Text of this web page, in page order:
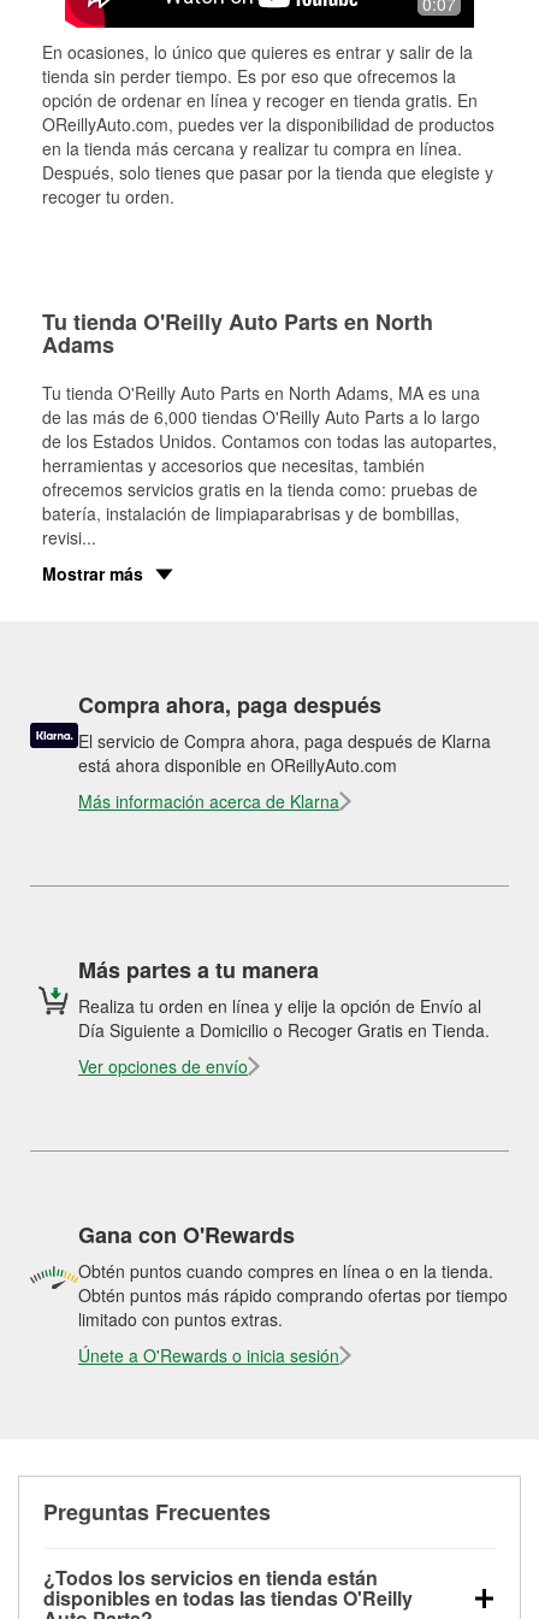
En ocasiones, lo único que quieres es entrar y salir de la
tienda sin perder tiempo. Es por eso que ofrecemos la
opción de ordenar en línea y recoger en tienda gratis. En
OReillyAuto.com, puedes ver la disponibilidad de productos
en la tienda más cercana y realizar tu compra en línea.
Después, solo tienes que pasar por la tienda que elegiste y
recoger tu orden.
Tu tienda O'Reilly Auto Parts en North
Adams
Tu tienda O'Reilly Auto Parts en North Adams, MA es una
de las más de 6,000 tiendas O'Reilly Auto Parts a lo largo
de los Estados Unidos. Contamos con todas las autopartes,
herramientas y accesorios que necesitas, también
ofrecemos servicios gratis en la tienda como: pruebas de
batería, instalación de limpiaparabrisas y de bombillas,
revisi...
Mostrar más
Compra ahora, paga después
El servicio de Compra ahora, paga después de Klarna
está ahora disponible en OReillyAuto.com
Más información acerca de Klarna
Más partes a tu manera
Realiza tu orden en línea y elije la opción de Envío al
Día Siguiente a Domicilio o Recoger Gratis en Tienda.
Ver opciones de envío
Gana con O'Rewards
Obtén puntos cuando compres en línea o en la tienda.
Obtén puntos más rápido comprando ofertas por tiempo
limitado con puntos extras.
Únete a O'Rewards o inicia sesión
Preguntas Frecuentes
¿Todos los servicios en tienda están
disponibles en todas las tiendas O'Reilly